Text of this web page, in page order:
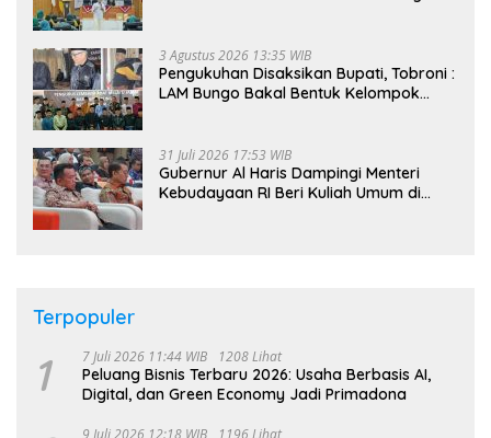
3 Agustus 2026 13:35 WIB
Pengukuhan Disaksikan Bupati, Tobroni :
LAM Bungo Bakal Bentuk Kelompok
31 Juli 2026 17:53 WIB
Gubernur Al Haris Dampingi Menteri
Kebudayaan RI Beri Kuliah Umum di
Terpopuler
1 7 Juli 2026 11:44 WIB 1208 Lihat
Peluang Bisnis Terbaru 2026: Usaha Berbasis AI,
Digital, dan Green Economy Jadi Primadona